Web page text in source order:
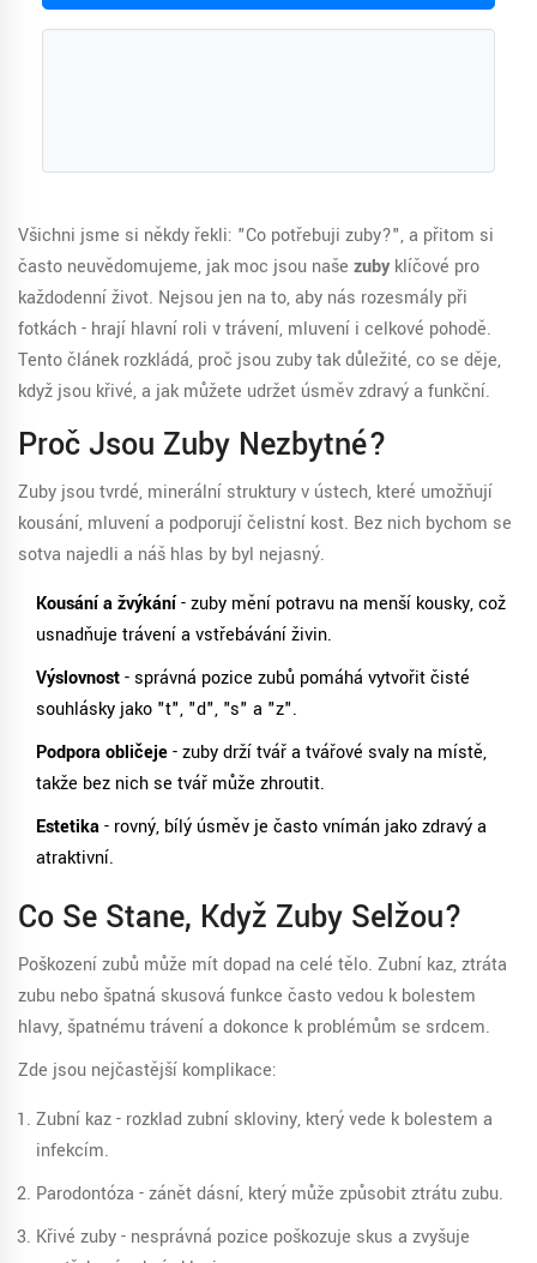
Všichni jsme si někdy řekli: "Co potřebuji zuby?", a přitom si
často neuvědomujeme, jak moc jsou naše zuby klíčové pro
každodenní život. Nejsou jen na to, aby nás rozesmály při
fotkách - hrají hlavní roli v trávení, mluvení i celkové pohodě.
Tento článek rozkládá, proč jsou zuby tak důležité, co se děje,
když jsou křivé, a jak můžete udržet úsměv zdravý a funkční.
Proč Jsou Zuby Nezbytné?
Zuby jsou tvrdé, minerální struktury v ústech, které umožňují
kousání, mluvení a podporují čelistní kost. Bez nich bychom se
sotva najedli a náš hlas by byl nejasný.
Kousání a žvýkání- zuby mění potravu na menší kousky, což
usnadňuje trávení a vstřebávání živin.
Výslovnost- správná pozice zubů pomáhá vytvořit čisté
souhlásky jako "t", "d", "s" a "z".
Podpora obličeje- zuby drží tvář a tvářové svaly na místě,
takže bez nich se tvář může zhroutit.
Estetika- rovný, bílý úsměv je často vnímán jako zdravý a
atraktivní.
Co Se Stane, Když Zuby Selžou?
Poškození zubů může mít dopad na celé tělo. Zubní kaz, ztráta
zubu nebo špatná skusová funkce často vedou k bolestem
hlavy, špatnému trávení a dokonce k problémům se srdcem.
Zde jsou nejčastější komplikace:
Zubní kaz- rozklad zubní skloviny, který vede k bolestem a
infekcím.
Parodontóza - zánět dásní, který může způsobit ztrátu zubu.
Křivé zuby - nesprávná pozice poškozuje skus a zvyšuje